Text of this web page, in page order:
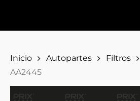
Inicio Autopartes Filtros
AA2445